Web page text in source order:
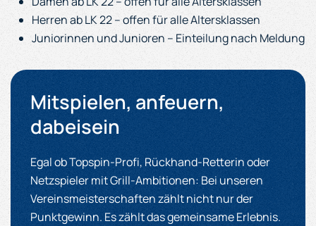
Herren ab LK 22 – offen für alle Altersklassen
Juniorinnen und Junioren – Einteilung nach Meldung
Mitspielen, anfeuern,
dabeisein
Egal ob Topspin-Profi, Rückhand-Retterin oder
Netzspieler mit Grill-Ambitionen: Bei unseren
Vereinsmeisterschaften zählt nicht nur der
Punktgewinn. Es zählt das gemeinsame Erlebnis.